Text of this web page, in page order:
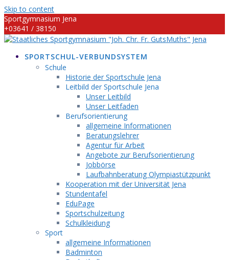
Skip to content
Sportgymnasium Jena
+03641 / 38150
info@sportgymnasium-jena.info
SPORTSCHUL-VERBUNDSYSTEM
Schule
Historie der Sportschule Jena
Leitbild der Sportschule Jena
Unser Leitbild
Unser Leitfaden
Berufsorientierung
allgemeine Informationen
Beratungslehrer
Agentur für Arbeit
Angebote zur Berufsorientierung
Jobbörse
Laufbahnberatung Olympiastützpunkt
Kooperation mit der Universität Jena
Stundentafel
EduPage
Sportschulzeitung
Schulkleidung
Sport
allgemeine Informationen
Badminton